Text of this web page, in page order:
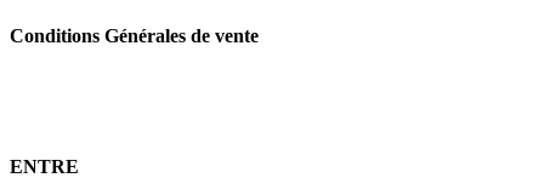
Conditions Générales de vente
ENTRE